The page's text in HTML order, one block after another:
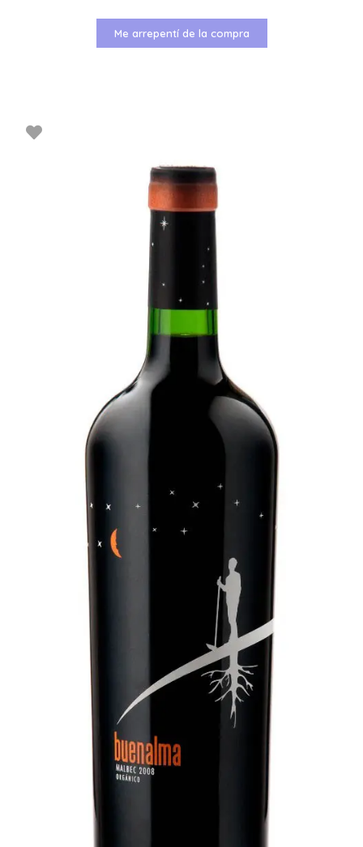
Me arrepentí de la compra